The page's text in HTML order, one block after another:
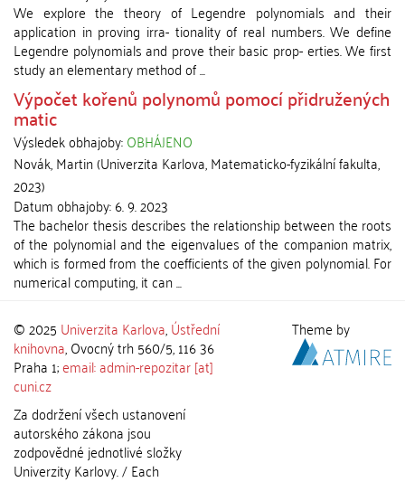
We explore the theory of Legendre polynomials and their
application in proving irra- tionality of real numbers. We define
Legendre polynomials and prove their basic prop- erties. We first
study an elementary method of ...
Výpočet kořenů polynomů pomocí přidružených
matic
Výsledek obhajoby:OBHÁJENO
Novák, Martin(Univerzita Karlova, Matematicko-fyzikální fakulta,
2023)
Datum obhajoby:6. 9. 2023
The bachelor thesis describes the relationship between the roots
of the polynomial and the eigenvalues of the companion matrix,
which is formed from the coefficients of the given polynomial. For
numerical computing, it can ...
© 2025 Univerzita Karlova,Ústřední
knihovna, Ovocný trh 560/5, 116 36
Praha 1;email: admin-repozitar [at]
cuni.cz
Za dodržení všech ustanovení
autorského zákona jsou
zodpovědné jednotlivé složky
Univerzity Karlovy. / Each
Theme by